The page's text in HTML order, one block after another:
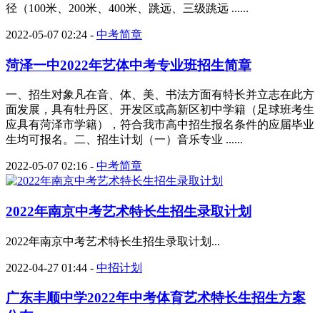
径（100米、200米、400米、跳远、三级跳远 ......
2022-05-07 02:24 - 中考简章
菏泽一中2022年艺体中考专业班招生简章
一、招生对象凡在音、体、美、书法方面有特长并立志在此方
面发展，具有牡丹区、开发区或高新区初中学籍（足球班考生
应具有菏泽市学籍），符合我市高中招生报名条件的应届毕业
生均可报名。二、招生计划（一）音乐专业 ......
2022-05-07 02:16 - 中考简章
2022年南京中考艺术特长生招生录取计划
2022年南京中考艺术特长生招生录取计划...
2022-04-27 01:44 - 中招计划
广东丰顺中学2022年中考体育艺术特长生招生方案